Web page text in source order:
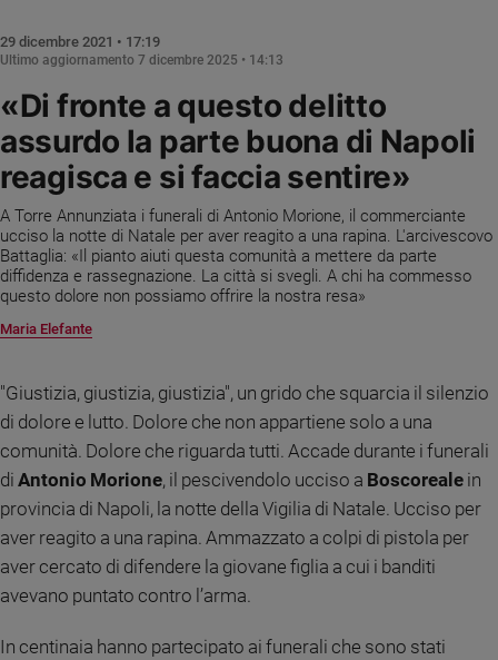
Chiesa
Devozione
e
fede
Parola
del
Santo
giorno
e
valori
Ambiente
e
Aziende
«Di fronte a questo delitto
assurdo la parte buona di Napoli
reagisca e si faccia sentire»
A Torre Annunziata i funerali di Antonio Morione, il commerciante
ucciso la notte di Natale per aver reagito a una rapina. L'arcivescovo
Battaglia: «Il pianto aiuti questa comunità a mettere da parte
diffidenza e rassegnazione. La città si svegli. A chi ha commesso
questo dolore non possiamo offrire la nostra resa»
Maria Elefante
29 dicembre 2021 • 17:19
Ultimo aggiornamento 7 dicembre 2025 • 14:13
"Giustizia, giustizia, giustizia", un grido che squarcia il silenzio
di dolore e lutto. Dolore che non appartiene solo a una
comunità. Dolore che riguarda tutti. Accade durante i funerali
di Antonio Morione, il pescivendolo ucciso a Boscoreale in
provincia di Napoli, la notte della Vigilia di Natale. Ucciso per
aver reagito a una rapina. Ammazzato a colpi di pistola per
aver cercato di difendere la giovane figlia a cui i banditi
avevano puntato contro l’arma.
In centinaia hanno partecipato ai funerali che sono stati